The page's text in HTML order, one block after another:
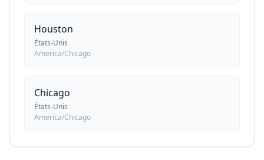
Houston
États-Unis
America/Chicago
Chicago
États-Unis
America/Chicago